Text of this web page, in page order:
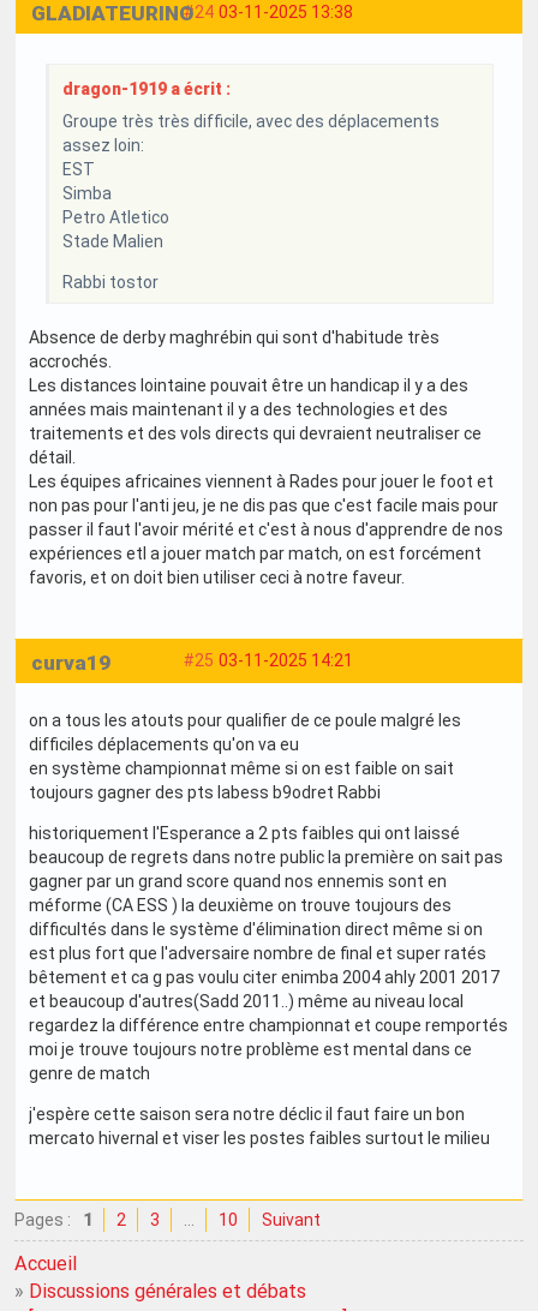
#24 03-11-2025 13:38
GLADIATEURINO
dragon-1919 a écrit :
Groupe très très difficile, avec des déplacements
assez loin:
EST
Simba
Petro Atletico
Stade Malien
Rabbi tostor
Absence de derby maghrébin qui sont d'habitude très
accrochés.
Les distances lointaine pouvait être un handicap il y a des
années mais maintenant il y a des technologies et des
traitements et des vols directs qui devraient neutraliser ce
détail.
Les équipes africaines viennent à Rades pour jouer le foot et
non pas pour l'anti jeu, je ne dis pas que c'est facile mais pour
passer il faut l'avoir mérité et c'est à nous d'apprendre de nos
expériences etl a jouer match par match, on est forcément
favoris, et on doit bien utiliser ceci à notre faveur.
#25 03-11-2025 14:21
curva19
on a tous les atouts pour qualifier de ce poule malgré les
difficiles déplacements qu'on va eu
en système championnat même si on est faible on sait
toujours gagner des pts labess b9odret Rabbi
historiquement l'Esperance a 2 pts faibles qui ont laissé
beaucoup de regrets dans notre public la première on sait pas
gagner par un grand score quand nos ennemis sont en
méforme (CA ESS ) la deuxième on trouve toujours des
difficultés dans le système d'élimination direct même si on
est plus fort que l'adversaire nombre de final et super ratés
bêtement et ca g pas voulu citer enimba 2004 ahly 2001 2017
et beaucoup d'autres(Sadd 2011..) même au niveau local
regardez la différence entre championnat et coupe remportés
moi je trouve toujours notre problème est mental dans ce
genre de match
j'espère cette saison sera notre déclic il faut faire un bon
mercato hivernal et viser les postes faibles surtout le milieu
Pages : 1 2 3 10 Suivant
Accueil
» Discussions générales et débats